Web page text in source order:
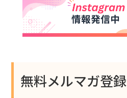
無料メルマガ登録